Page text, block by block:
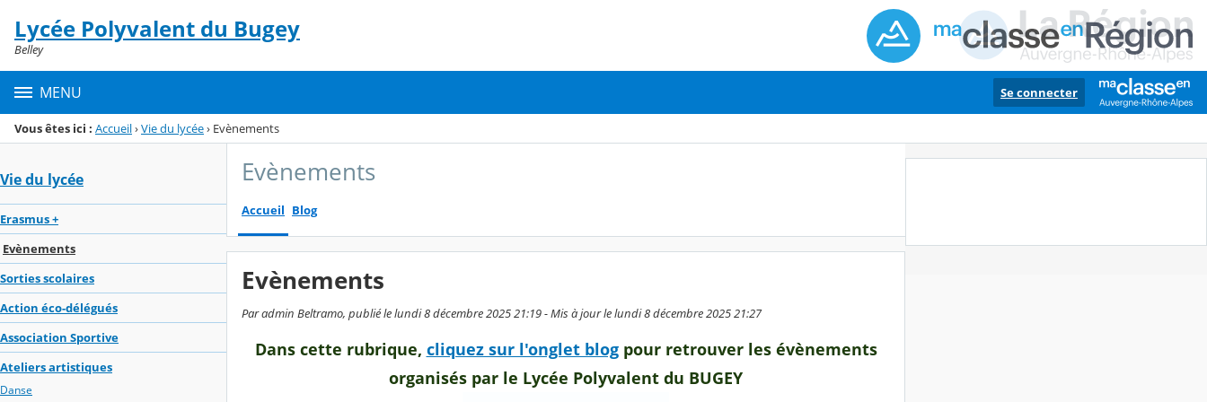
Menu de la rubrique
Contenu
Lycée Polyvalent du Bugey
Belley
MENU Se connecter
Vous êtes ici : Accueil›Vie du lycée› Evènements
Vie du lycée
Erasmus +
Evènements
Sorties scolaires
Action éco-délégués
Association Sportive
Ateliers artistiques
Danse
Evènements
Accueil Blog
Evènements
Par admin Beltramo, publié le lundi 8 décembre 2025 21:19 - Mis à jour le lundi 8 décembre 2025 21:27
Dans cette rubrique, cliquez sur l'onglet blogpour retrouver les évènements
organisés par le Lycée Polyvalent du BUGEY